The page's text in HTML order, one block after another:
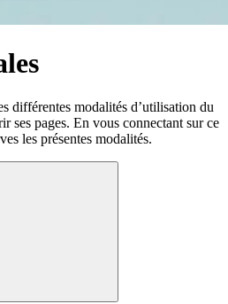
différentes modalités d’utilisation du
ses pages. En vous connectant sur ce
les présentes modalités.